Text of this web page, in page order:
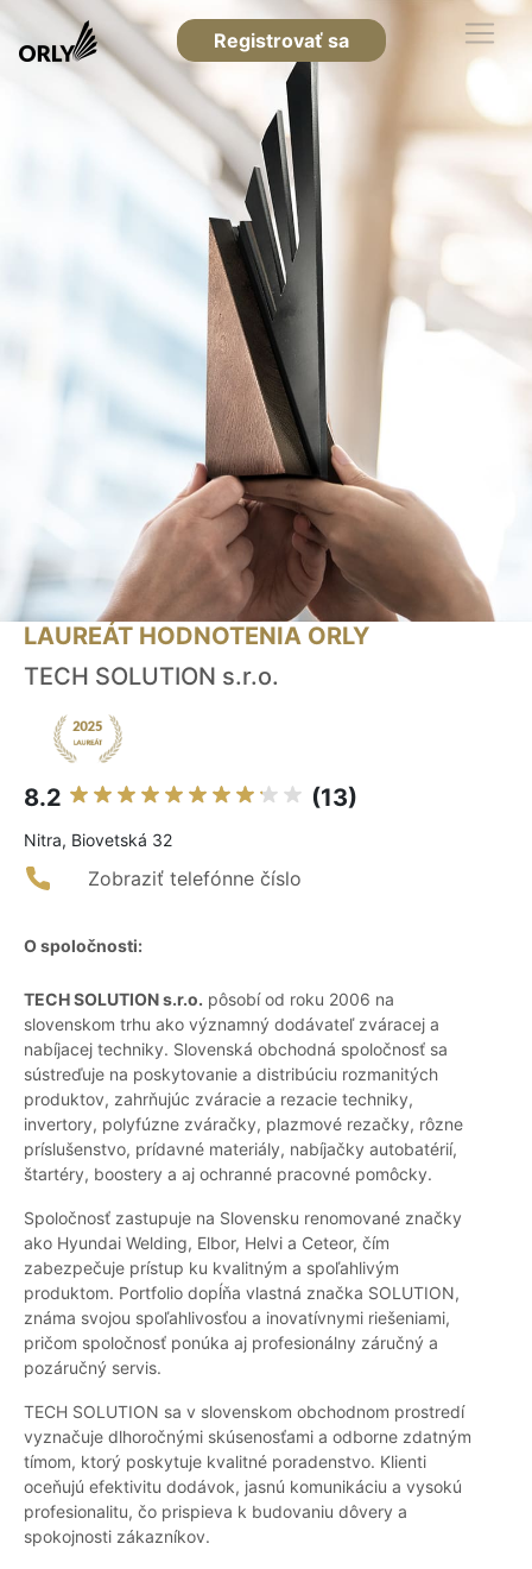
Registrovať sa
LAUREÁT HODNOTENIA ORLY
TECH SOLUTION s.r.o.
8.2 (13)
Nitra, Biovetská 32
Zobraziť telefónne číslo
O spoločnosti:
TECH SOLUTION s.r.o. pôsobí od roku 2006 na
slovenskom trhu ako významný dodávateľ zváracej a
nabíjacej techniky. Slovenská obchodná spoločnosť sa
sústreďuje na poskytovanie a distribúciu rozmanitých
produktov, zahrňujúc zváracie a rezacie techniky,
invertory, polyfúzne zváračky, plazmové rezačky, rôzne
príslušenstvo, prídavné materiály, nabíjačky autobatérií,
štartéry, boostery a aj ochranné pracovné pomôcky.
Spoločnosť zastupuje na Slovensku renomované značky
ako Hyundai Welding, Elbor, Helvi a Ceteor, čím
zabezpečuje prístup ku kvalitným a spoľahlivým
produktom. Portfolio dopĺňa vlastná značka SOLUTION,
známa svojou spoľahlivosťou a inovatívnymi riešeniami,
pričom spoločnosť ponúka aj profesionálny záručný a
pozáručný servis.
TECH SOLUTION sa v slovenskom obchodnom prostredí
vyznačuje dlhoročnými skúsenosťami a odborne zdatným
tímom, ktorý poskytuje kvalitné poradenstvo. Klienti
oceňujú efektivitu dodávok, jasnú komunikáciu a vysokú
profesionalitu, čo prispieva k budovaniu dôvery a
spokojnosti zákazníkov.